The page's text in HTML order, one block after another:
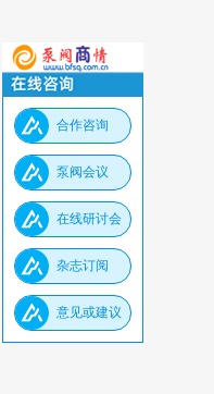
合作咨询
泵阀会议
在线研讨会
杂志订阅
意见或建议